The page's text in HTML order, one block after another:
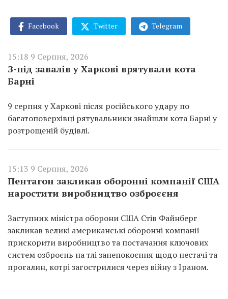
Facebook Twitter Telegram
15:18 9 Серпня, 2026
З-під завалів у Харкові врятували кота
Барні
9 серпня у Харкові після російського удару по
багатоповерхівці рятувальники знайшли кота Барні у
розтрощеній будівлі.
15:13 9 Серпня, 2026
Пентагон закликав оборонні компанії США
наростити виробництво озброєєня
Заступник міністра оборони США Стів Файнберг
закликав великі американські оборонні компанії
прискорити виробництво та постачання ключових
систем озброєнь на тлі занепокоєння щодо нестачі та
прогалин, котрі загострилися через війну з Іраном.